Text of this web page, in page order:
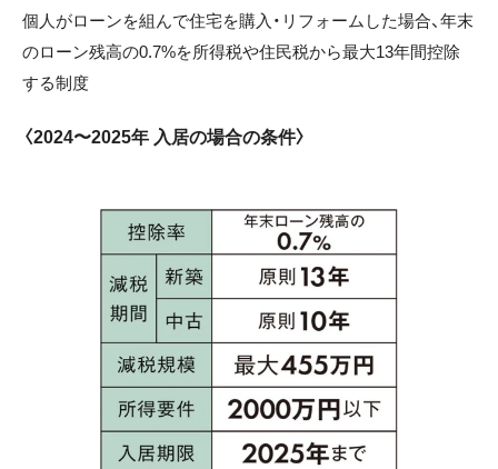
個人がローンを組んで住宅を購入・リフォームした場合、年末
のローン残高の0.7%を所得税や住民税から最大13年間控除
する制度
〈2024〜2025年 入居の場合の条件〉